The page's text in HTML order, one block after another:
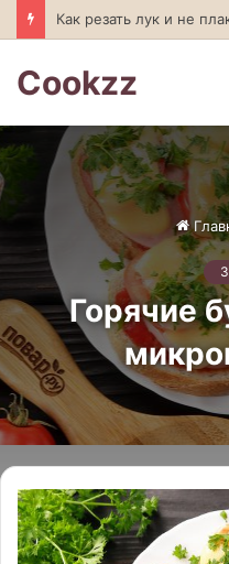
Шоколадно-овсяный
Cookzz
Горячие